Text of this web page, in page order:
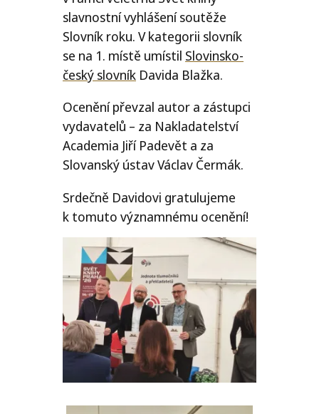
slavnostní vyhlášení soutěže
Slovník roku. V kategorii slovník
se na 1. místě umístil Slovinsko-
český slovník Davida Blažka.
Ocenění převzal autor a zástupci
vydavatelů – za Nakladatelství
Academia Jiří Padevět a za
Slovanský ústav Václav Čermák.
Srdečně Davidovi gratulujeme
k tomuto významnému ocenění!